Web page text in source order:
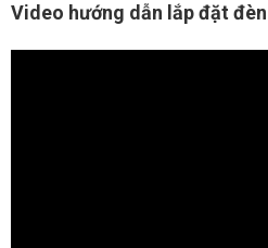
Video hướng dẫn lắp đặt đèn